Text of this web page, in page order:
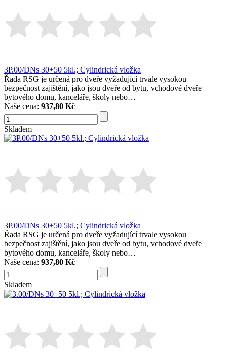
3P.00/DNs 30+50 5kl.; Cylindrická vložka
Řada RSG je určená pro dveře vyžadující trvale vysokou
bezpečnost zajištění, jako jsou dveře od bytu, vchodové dveře
bytového domu, kanceláře, školy nebo…
Naše cena: 937,80 Kč
Skladem
3P.00/DNs 30+50 5kl.; Cylindrická vložka
Řada RSG je určená pro dveře vyžadující trvale vysokou
bezpečnost zajištění, jako jsou dveře od bytu, vchodové dveře
bytového domu, kanceláře, školy nebo…
Naše cena: 937,80 Kč
Skladem